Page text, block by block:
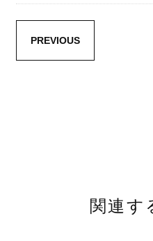
PREVIOUS
関連す